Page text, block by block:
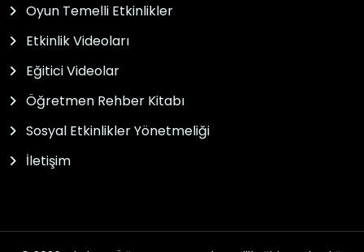
Oyun Temelli Etkinlikler
Etkinlik Videoları
Eğitici Videolar
Öğretmen Rehber Kitabı
Sosyal Etkinlikler Yönetmeliği
İletişim